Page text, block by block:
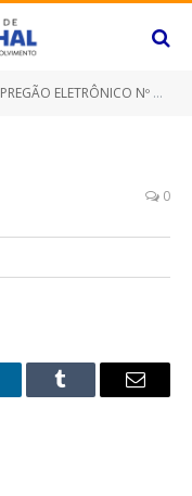
PREGÃO ELETRÔNICO Nº 056/2021 (CONTRATAÇÃO DE EMPRESA ESPECIALIZADA NO FORNECIMENTO ÁGUA MINERAL EM EMBALAGEM DE 300ML)
0
Tumblr
E-